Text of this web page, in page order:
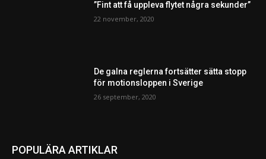
”Fint att få uppleva flytet några sekunder”
22 november, 2020
De galna reglerna fortsätter sätta stopp
för motionsloppen i Sverige
26 september, 2020
POPULÄRA ARTIKLAR